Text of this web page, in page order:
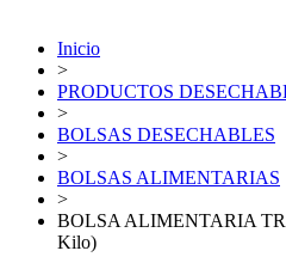
Inicio
>
PRODUCTOS
>
BOLSAS DESECHABLES
>
BOLSAS ALIMENTARIAS
>
BOLSA ALIMENTARIA
Kilo)